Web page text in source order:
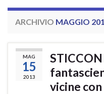
ARCHIVIO MAGGIO
MAG
15
2013
STICCON
vicine